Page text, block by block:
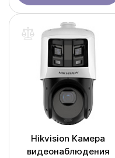
Hikvision Камера
видеонаблюдения